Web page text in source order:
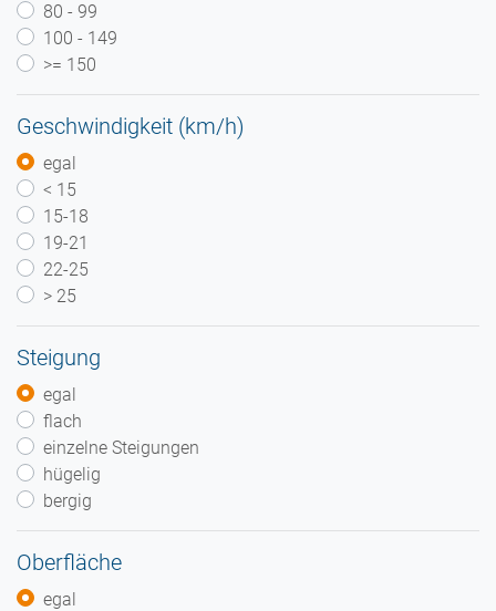
80 - 99
100 - 149
>= 150
Geschwindigkeit (km/h)
egal
< 15
15-18
19-21
22-25
> 25
Steigung
egal
flach
einzelne Steigungen
hügelig
bergig
Oberfläche
egal